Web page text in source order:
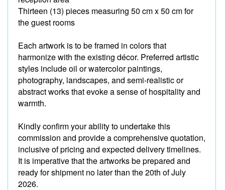
Thirteen (13) pieces measuring 50 cm x 50 cm for
the guest rooms
Each artwork is to be framed in colors that
harmonize with the existing décor. Preferred artistic
styles include oil or watercolor paintings,
photography, landscapes, and semi-realistic or
abstract works that evoke a sense of hospitality and
warmth.
Kindly confirm your ability to undertake this
commission and provide a comprehensive quotation,
inclusive of pricing and expected delivery timelines.
It is imperative that the artworks be prepared and
ready for shipment no later than the 20th of July
2026.